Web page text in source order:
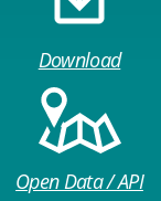
Download
Open Data / API